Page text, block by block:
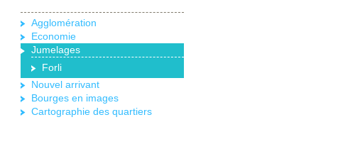
Agglomération
Economie
Jumelages
Forli
Nouvel arrivant
Bourges en images
Cartographie des quartiers